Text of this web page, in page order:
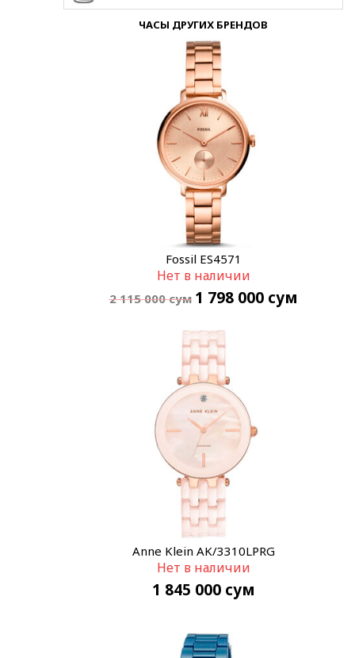
ЧАСЫ ДРУГИХ БРЕНДОВ
Fossil ES4571
Нет в наличии
2 115 000сум 1 798 000 сум
Anne Klein AK/3310LPRG
Нет в наличии
1 845 000 сум